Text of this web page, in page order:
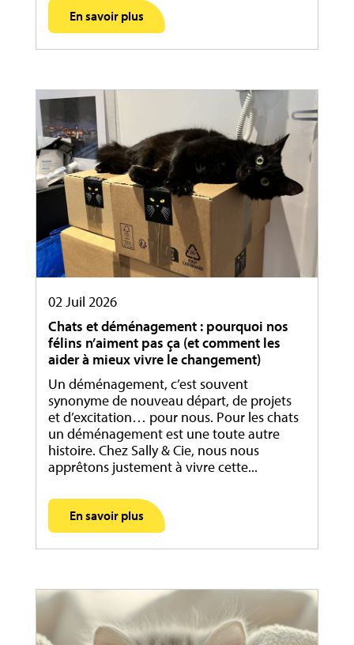
En savoir plus
02 Juil 2026
Chats et déménagement : pourquoi nos
félins n’aiment pas ça (et comment les
aider à mieux vivre le changement)
Un déménagement, c’est souvent
synonyme de nouveau départ, de projets
et d’excitation… pour nous. Pour les chats
un déménagement est une toute autre
histoire. Chez Sally & Cie, nous nous
apprêtons justement à vivre cette...
En savoir plus